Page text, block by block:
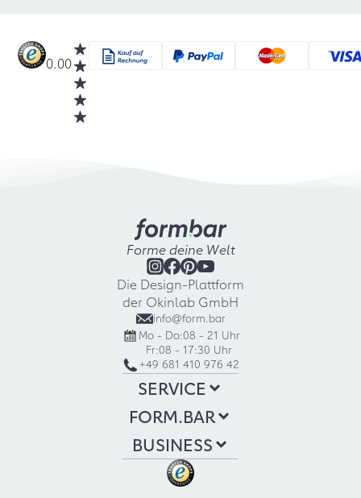
0.00
Forme deine Welt
Die Design-Plattform
der Okinlab GmbH
info@form.bar
Mo - Do:08 - 21 Uhr
Fr:08 - 17:30 Uhr
+49 681 410 976 42
SERVICE
FORM.BAR
BUSINESS